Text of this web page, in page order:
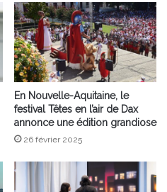
En Nouvelle-Aquitaine, le
festival Têtes en l’air de Dax
annonce une édition grandiose
26 février 2025